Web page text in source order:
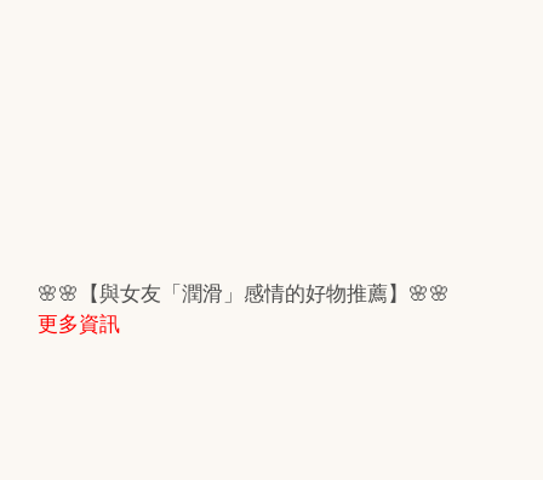
🌸🌸【與女友「潤滑」感情的好物推薦】🌸🌸
更多資訊